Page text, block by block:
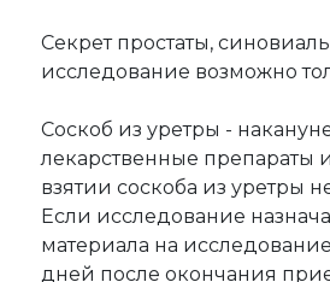
Секрет простаты,
исследование возможно
Соскоб из уретры -
лекарственные препараты
взятии соскоба из уретры
Если исследование
материала на
дней после окончания